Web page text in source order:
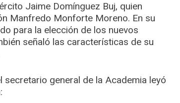
Jaime Domínguez Buj, quien
Manfredo Monforte Moreno. En su
para la elección de los nuevos
señaló las características de su
general de la Academia leyó